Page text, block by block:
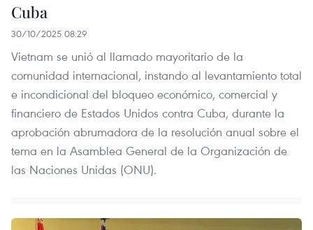
Cuba
30/10/2025 08:29
Vietnam se unió al llamado mayoritario de la
comunidad internacional, instando al levantamiento total
e incondicional del bloqueo económico, comercial y
financiero de Estados Unidos contra Cuba, durante la
aprobación abrumadora de la resolución anual sobre el
tema en la Asamblea General de la Organización de
las Naciones Unidas (ONU).